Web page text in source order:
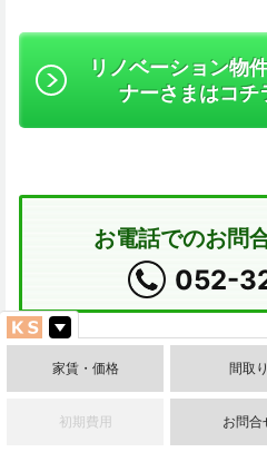
リノベーション物
ナーさまはコチ
お電話でのお問
052-
＜名古屋・いりなか駅＞＜
家賃・価格 間取り
初期費用 お問合